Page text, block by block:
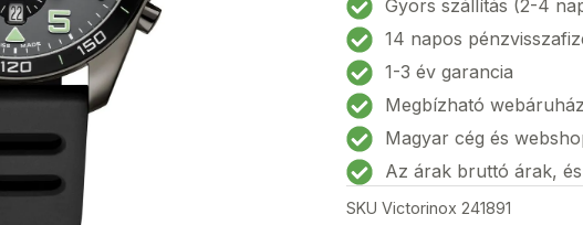
Sport
Chrono
Férfi
karóra
41mm
10ATM
mennyiség
Gyors szállítás (2-4
14 napos
1-3 év garancia
Megbízható webáruház
Magyar cég és
Az árak bruttó árak,
SKU Victorinox 241891